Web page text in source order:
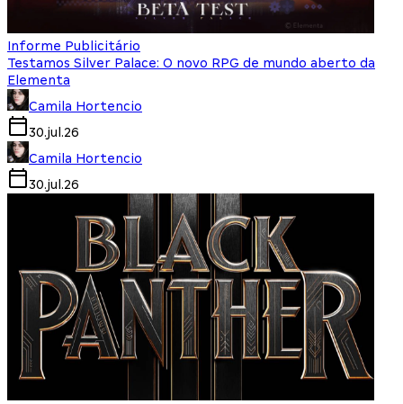
Informe Publicitário
Testamos Silver Palace: O novo RPG de mundo aberto da
Elementa
Camila Hortencio
30.jul.26
Camila Hortencio
30.jul.26